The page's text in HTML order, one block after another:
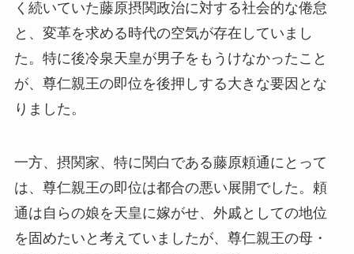
く続いていた藤原摂関政治に対する社会的な倦怠
と、変革を求める時代の空気が存在していまし
た。特に後冷泉天皇が男子をもうけなかったこと
が、尊仁親王の即位を後押しする大きな要因とな
りました。
一方、摂関家、特に関白である藤原頼通にとって
は、尊仁親王の即位は都合の悪い展開でした。頼
通は自らの娘を天皇に嫁がせ、外戚としての地位
を固めたいと考えていましたが、尊仁親王の母・